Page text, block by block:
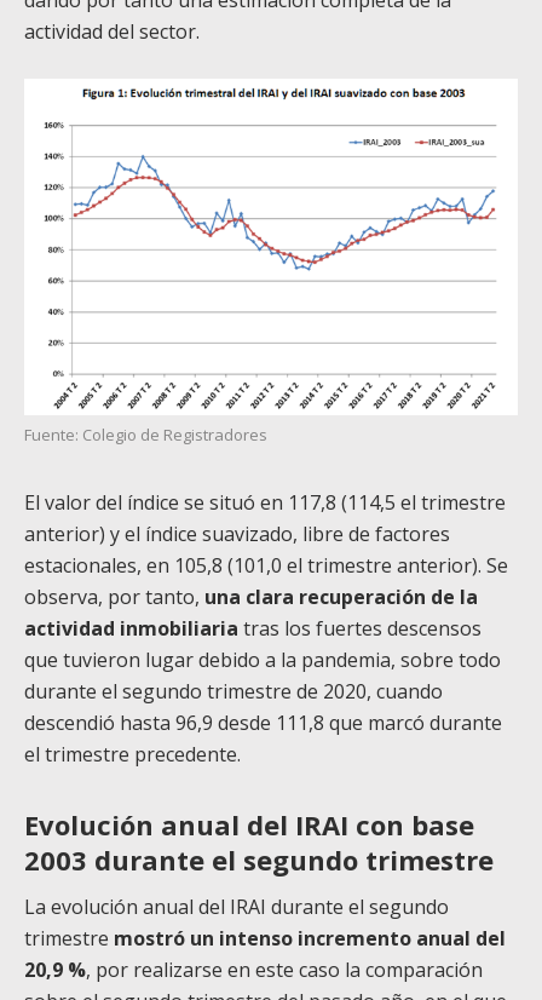
actividad del sector.
Fuente: Colegio de Registradores
El valor del índice se situó en 117,8 (114,5 el trimestre
anterior) y el índice suavizado, libre de factores
estacionales, en 105,8 (101,0 el trimestre anterior). Se
observa, por tanto, una clara recuperación de la
actividad inmobiliaria tras los fuertes descensos
que tuvieron lugar debido a la pandemia, sobre todo
durante el segundo trimestre de 2020, cuando
descendió hasta 96,9 desde 111,8 que marcó durante
el trimestre precedente.
Evolución anual del IRAI con base
2003 durante el segundo trimestre
La evolución anual del IRAI durante el segundo
trimestre mostró un intenso incremento anual del
20,9 %, por realizarse en este caso la comparación